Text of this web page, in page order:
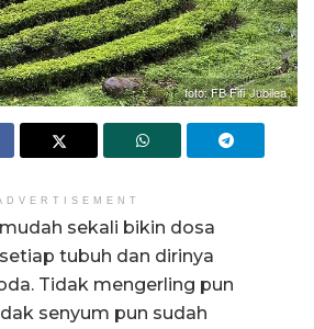
foto: FB Fifi Jubilea
mudah sekali bikin dosa
tubuh dan dirinya
Tidak mengerling pun
senyum pun sudah